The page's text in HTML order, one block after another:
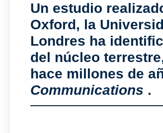
Un estudio
Oxford, la
Londres ha
del núcleo
hace millones de
Communications .